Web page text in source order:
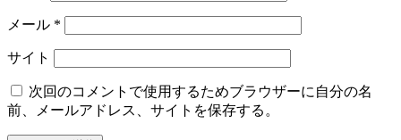
メール *
サイト
次回のコメントで使用するためブラウザーに自分の名
前、メールアドレス、サイトを保存する。